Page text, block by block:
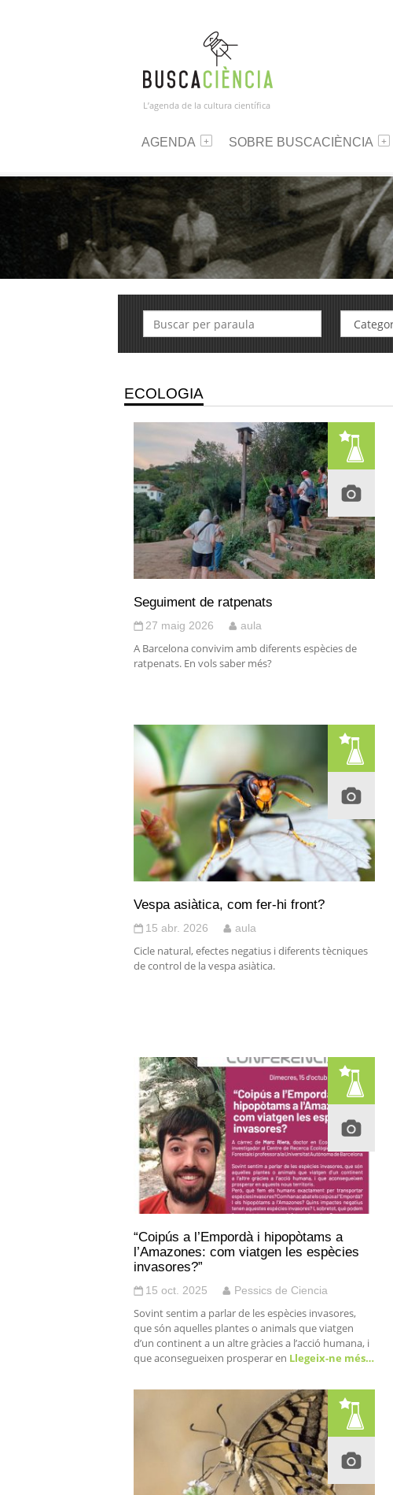
L’agenda de la cultura científica
AGENDA SOBRE BUSCACIÈNCIA
ECOLOGIA
Seguiment de ratpenats
27 maig 2026 aula
A Barcelona convivim amb diferents espècies de
ratpenats. En vols saber més?
Vespa asiàtica, com fer-hi front?
15 abr. 2026 aula
Cicle natural, efectes negatius i diferents tècniques
de control de la vespa asiàtica.
“Coipús a l’Empordà i hipopòtams a
l’Amazones: com viatgen les espècies
invasores?”
15 oct. 2025 Pessics de Ciencia
Sovint sentim a parlar de les espècies invasores,
que són aquelles plantes o animals que viatgen
d’un continent a un altre gràcies a l’acció humana, i
que aconsegueixen prosperar en Llegeix-ne més…